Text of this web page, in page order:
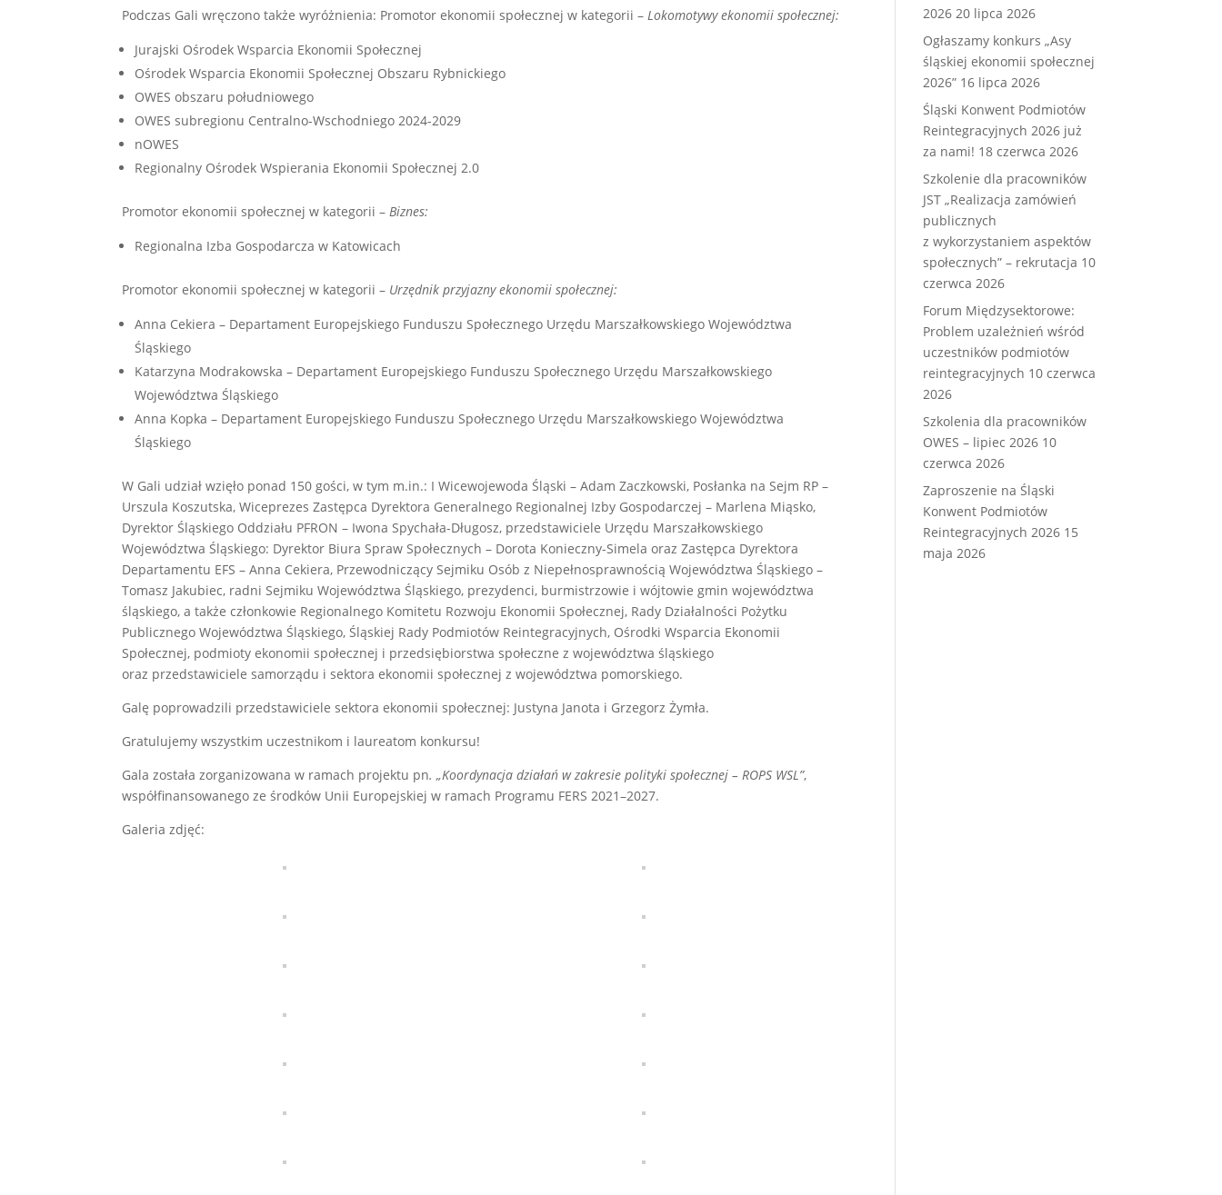
Podczas Gali wręczono także wyróżnienia: Promotor ekonomii społecznej w kategorii –Lokomotywy ekonomii społecznej:
Jurajski Ośrodek Wsparcia Ekonomii Społecznej
Ośrodek Wsparcia Ekonomii Społecznej Obszaru Rybnickiego
OWES obszaru południowego
OWES subregionu Centralno-Wschodniego 2024-2029
nOWES
Regionalny Ośrodek Wspierania Ekonomii Społecznej 2.0
Promotor ekonomii społecznej w kategorii –Biznes:
Regionalna Izba Gospodarcza w Katowicach
Promotor ekonomii społecznej w kategorii – Urzędnik przyjazny ekonomii społecznej:
Anna Cekiera – Departament Europejskiego Funduszu Społecznego Urzędu Marszałkowskiego Województwa
Śląskiego
Katarzyna Modrakowska – Departament Europejskiego Funduszu Społecznego Urzędu Marszałkowskiego
Województwa Śląskiego
Anna Kopka – Departament Europejskiego Funduszu Społecznego Urzędu Marszałkowskiego Województwa
Śląskiego
W Gali udział wzięło ponad 150 gości, w tym m.in.: I Wicewojewoda Śląski – Adam Zaczkowski, Posłanka na Sejm RP –
Urszula Koszutska, Wiceprezes Zastępca Dyrektora Generalnego Regionalnej Izby Gospodarczej – Marlena Miąsko,
Dyrektor Śląskiego Oddziału PFRON – Iwona Spychała-Długosz, przedstawiciele Urzędu Marszałkowskiego
Województwa Śląskiego: Dyrektor Biura Spraw Społecznych – Dorota Konieczny-Simela oraz Zastępca Dyrektora
Departamentu EFS – Anna Cekiera, Przewodniczący Sejmiku Osób z Niepełnosprawnością Województwa Śląskiego –
Tomasz Jakubiec, radni Sejmiku Województwa Śląskiego, prezydenci, burmistrzowie i wójtowie gmin województwa
śląskiego, a także członkowie Regionalnego Komitetu Rozwoju Ekonomii Społecznej, Rady Działalności Pożytku
Publicznego Województwa Śląskiego, Śląskiej Rady Podmiotów Reintegracyjnych, Ośrodki Wsparcia Ekonomii
Społecznej, podmioty ekonomii społecznej i przedsiębiorstwa społeczne z województwa śląskiego
oraz przedstawiciele samorządu i sektora ekonomii społecznej z województwa pomorskiego.
Galę poprowadzili przedstawiciele sektora ekonomii społecznej: Justyna Janota i Grzegorz Żymła.
Gratulujemy wszystkim uczestnikom i laureatom konkursu!
Gala została zorganizowana w ramach projektu pn. „Koordynacja działań w zakresie polityki społecznej – ROPS WSL”,
współfinansowanego ze środków Unii Europejskiej w ramach Programu FERS 2021–2027.
Galeria zdjęć:
2026 20 lipca 2026
Ogłaszamy konkurs „Asy
śląskiej ekonomii społecznej
2026” 16 lipca 2026
Śląski Konwent Podmiotów
Reintegracyjnych 2026 już
za nami! 18 czerwca 2026
Szkolenie dla pracowników
JST „Realizacja zamówień
publicznych
z wykorzystaniem aspektów
społecznych” – rekrutacja 10
czerwca 2026
Forum Międzysektorowe:
Problem uzależnień wśród
uczestników podmiotów
reintegracyjnych 10 czerwca
2026
Szkolenia dla pracowników
OWES – lipiec 2026 10
czerwca 2026
Zaproszenie na Śląski
Konwent Podmiotów
Reintegracyjnych 2026 15
maja 2026